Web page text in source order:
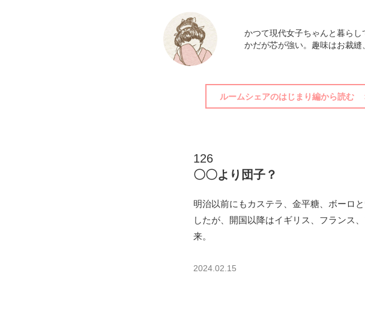
かつて現代女子ちゃんと暮ら
かだが芯が強い。趣味はお裁縫
ルームシェアのはじまり編から読む
126
〇〇より団子？
明治以前にもカステラ、金平糖、ボーロ
したが、開国以降はイギリス、フランス
来。
2024.02.15